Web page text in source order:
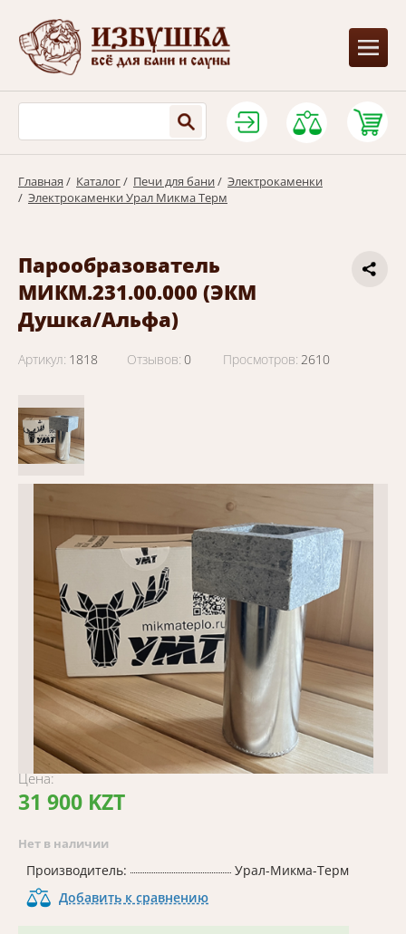
Главная / Каталог/ Печи для бани/ Электрокаменки
/ Электрокаменки Урал Микма Терм
Парообразователь
МИКМ.231.00.000 (ЭКМ
Душка/Альфа)
Артикул: 1818 Отзывов: 0 Просмотров: 2610
Цена:
31 900 KZT
Нет в наличии
Производитель:
Урал-Микма-Терм
Добавить к сравнению